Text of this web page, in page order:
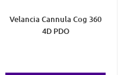
Velancia Cannula Cog 360
4D PDO